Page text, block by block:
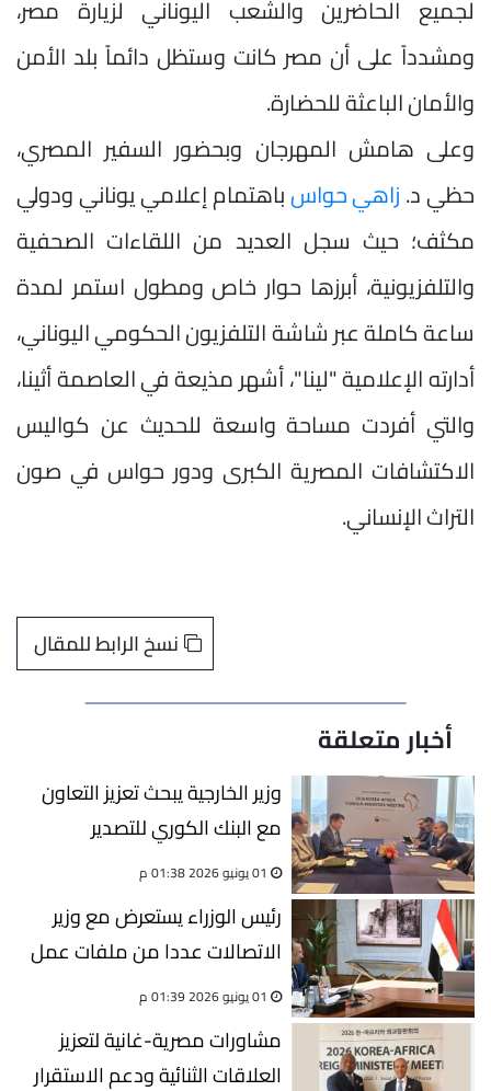
لجميع الحاضرين والشعب اليوناني لزيارة مصر،
ومشدداً على أن مصر كانت وستظل دائماً بلد الأمن
والأمان الباعثة للحضارة.
وعلى هامش المهرجان وبحضور السفير المصري،
حظي د.زاهي حواسباهتمام إعلامي يوناني ودولي
مكثف؛ حيث سجل العديد من اللقاءات الصحفية
والتلفزيونية، أبرزها حوار خاص ومطول استمر لمدة
ساعة كاملة عبر شاشة التلفزيون الحكومي اليوناني،
أدارته الإعلامية "لينا"، أشهر مذيعة في العاصمة أثينا،
والتي أفردت مساحة واسعة للحديث عن كواليس
الاكتشافات المصرية الكبرى ودور حواس في صون
التراث الإنساني.
نسخ الرابط للمقال
أخبار متعلقة
وزير الخارجية يبحث تعزيز التعاون
مع البنك الكوري للتصدير
والاستيراد
01 يونيو 2026 01:38 م
رئيس الوزراء يستعرض مع وزير
الاتصالات عددا من ملفات عمل
الوزارة
01 يونيو 2026 01:39 م
مشاورات مصرية-غانية لتعزيز
العلاقات الثنائية ودعم الاستقرار